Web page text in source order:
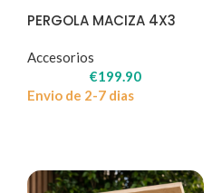
PERGOLA MACIZA 4X3
Accesorios
€199.90
Envio de 2-7 dias